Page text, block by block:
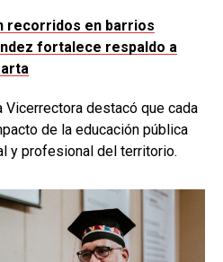
recorridos en barrios
fortalece respaldo a
Vicerrectora destacó que cada
de la educación pública
y profesional del territorio.